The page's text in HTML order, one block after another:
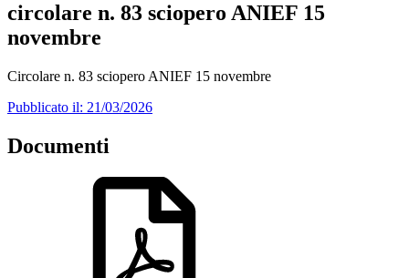
circolare n. 83 sciopero ANIEF 15
novembre
Circolare n. 83 sciopero ANIEF 15 novembre
Pubblicato il: 21/03/2026
Documenti